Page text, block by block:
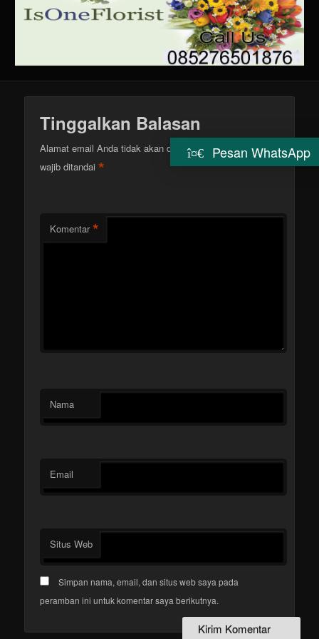
Tinggalkan Balasan
Alamat email Anda tidak akan dipublikasikan. Ruas yang
wajib ditandai*
Komentar *
Nama
Email
Situs Web
Simpan nama, email, dan situs web saya pada
peramban ini untuk komentar saya berikutnya.
Pesan WhatsApp